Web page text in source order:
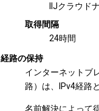
IIJクラウド
取得間隔
24時間
経路の保持
インターネットブ
路）は、IPv4経路
名前解決によって